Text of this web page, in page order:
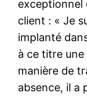
exceptionnel
client : « Je
implanté
à ce titre
manière de
absence, il a